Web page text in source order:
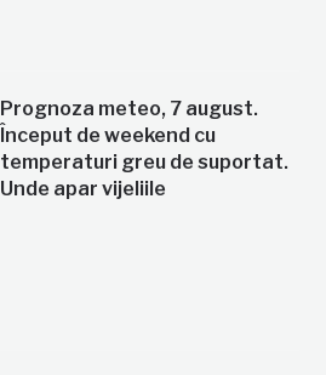
Prognoza meteo, 7 august.
Început de weekend cu
temperaturi greu de suportat.
Unde apar vijeliile